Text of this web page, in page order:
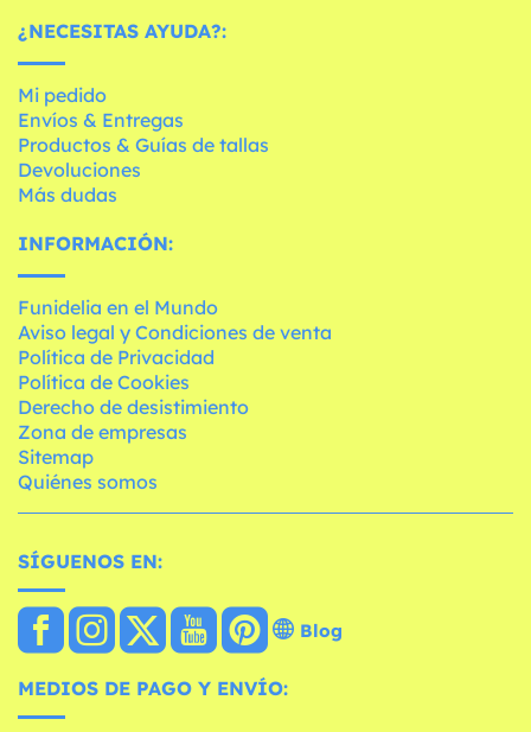
¿NECESITAS AYUDA?:
Mi pedido
Envíos & Entregas
Productos & Guías de tallas
Devoluciones
Más dudas
INFORMACIÓN:
Funidelia en el Mundo
Aviso legal y Condiciones de venta
Política de Privacidad
Política de Cookies
Derecho de desistimiento
Zona de empresas
Sitemap
Quiénes somos
SÍGUENOS EN:
Blog
MEDIOS DE PAGO Y ENVÍO: